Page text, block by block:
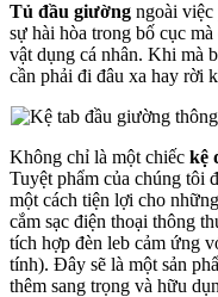
Tủ đầu giường ngoài việc
sự hài hòa trong bố cục
vật dụng cá nhân. Khi mà
cần phải đi đâu xa hay rời
Không chỉ là một chiếc kệ
Tuyệt phẩm của chúng tôi
một cách tiện lợi cho
cắm sạc điện thoại thông
tích hợp đèn leb cảm ứng
tính). Đây sẽ là một sản
thêm sang trọng và hữu